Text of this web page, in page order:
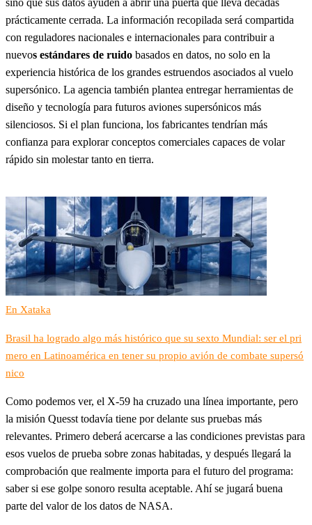
sino que sus datos ayuden a abrir una puerta que lleva décadas
prácticamente cerrada. La información recopilada será compartida
con reguladores nacionales e internacionales para contribuir a
nuevos estándares de ruido basados en datos, no solo en la
experiencia histórica de los grandes estruendos asociados al vuelo
supersónico. La agencia también plantea entregar herramientas de
diseño y tecnología para futuros aviones supersónicos más
silenciosos. Si el plan funciona, los fabricantes tendrían más
confianza para explorar conceptos comerciales capaces de volar
rápido sin molestar tanto en tierra.
En Xataka
Brasil ha logrado algo más histórico que su sexto Mundial: ser el pri
mero en Latinoamérica en tener su propio avión de combate supersó
nico
Como podemos ver, el X-59 ha cruzado una línea importante, pero
la misión Quesst todavía tiene por delante sus pruebas más
relevantes. Primero deberá acercarse a las condiciones previstas para
esos vuelos de prueba sobre zonas habitadas, y después llegará la
comprobación que realmente importa para el futuro del programa:
saber si ese golpe sonoro resulta aceptable. Ahí se jugará buena
parte del valor de los datos de NASA.